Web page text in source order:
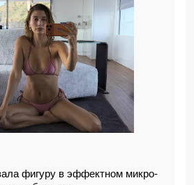
фигуру в эффектном микро-